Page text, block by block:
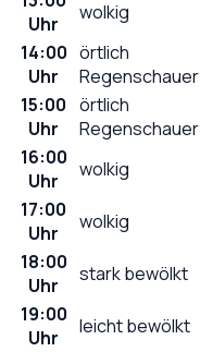
Uhr
wolkig
14:00
Uhr
örtlich
Regenschauer
15:00
Uhr
örtlich
Regenschauer
16:00
Uhr
wolkig
17:00
Uhr
wolkig
18:00
Uhr
stark bewölkt
19:00
Uhr
leicht bewölkt